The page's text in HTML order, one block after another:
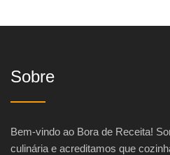
Sobre
Bem-vindo ao Bora de Receita!
culinária e acreditamos que